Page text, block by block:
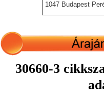
1047 Budapest
30660-3